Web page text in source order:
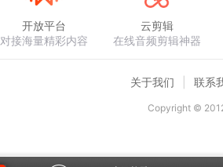
开放平台
对接海量精彩内容
云剪辑
在线音频剪辑神器
关于我们 联系
Copyright ©